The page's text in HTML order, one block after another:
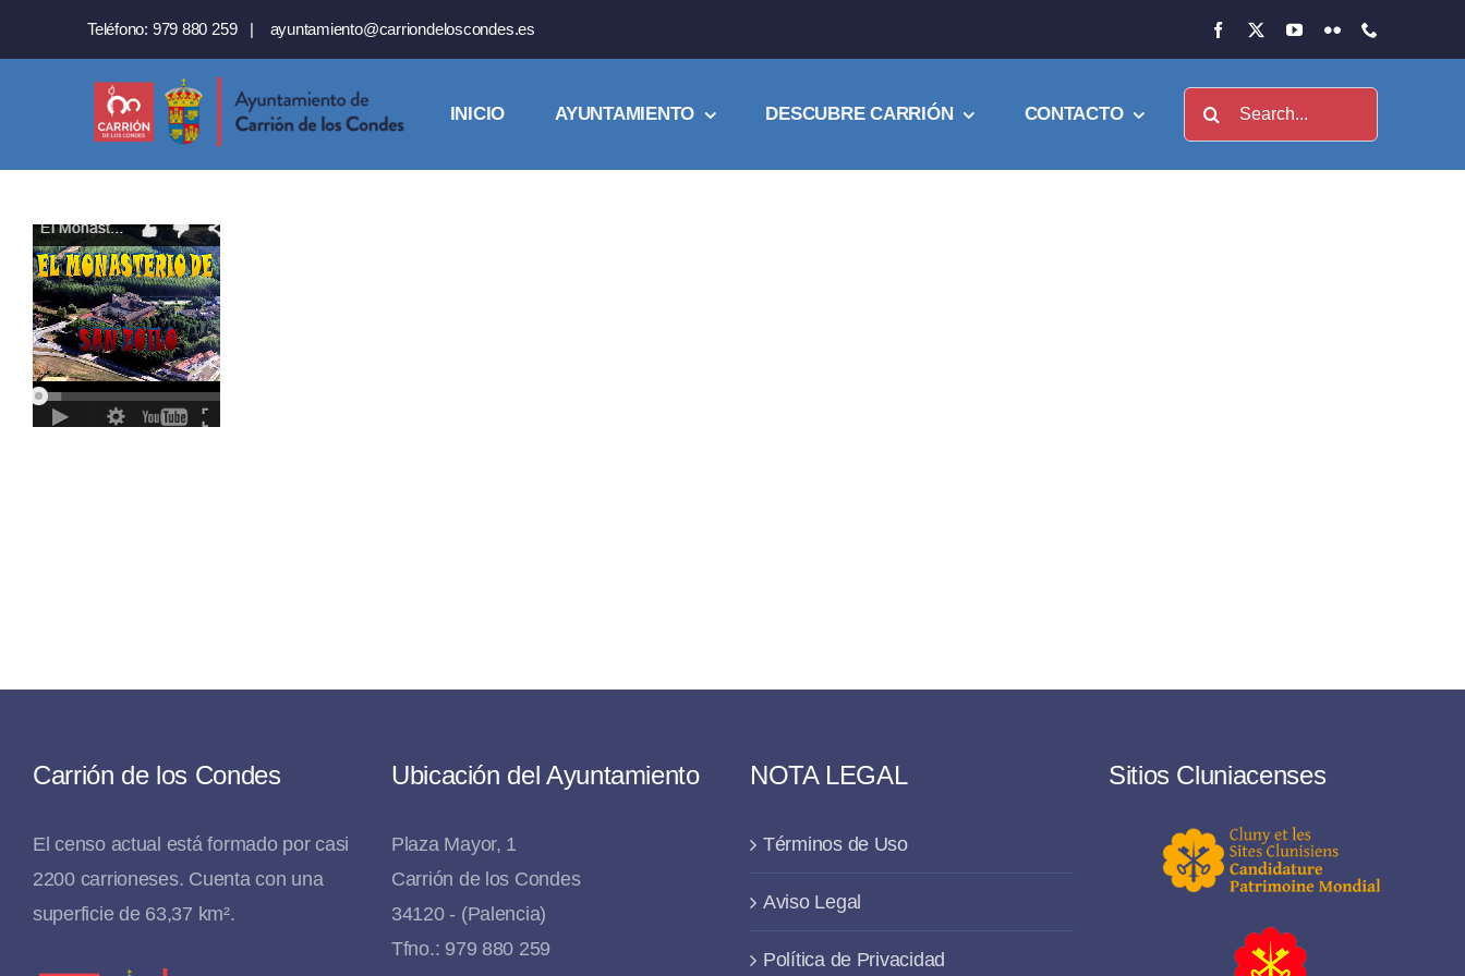
Teléfono: 979 880 259 | ayuntamiento@carriondeloscondes.es
INICIO AYUNTAMIENTO DESCUBRE CARRIÓN CONTACTO Buscar:
Carrión de los Condes
El censo actual está formado por casi
2200 carrioneses. Cuenta con una
superficie de 63,37 km².
Ubicación del Ayuntamiento
Plaza Mayor, 1
Carrión de los Condes
34120 - (Palencia)
Tfno.: 979 880 259
NOTA LEGAL
Términos de Uso
Aviso Legal
Política de Privacidad
Sitios Cluniacenses